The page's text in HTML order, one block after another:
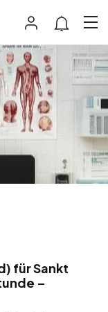
für Sankt
–